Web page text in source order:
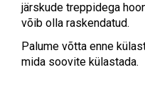
järskude treppidega
võib olla raskendatud.
Palume võtta enne
mida soovite külastada.